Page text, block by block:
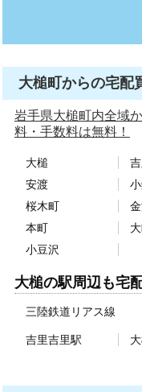
大槌町からの宅配
岩手県大槌町内全域
料・手数料は無料！
大槌
安渡
桜木町
本町
小豆沢
大槌の駅周辺も宅
三陸鉄道リアス線
吉里吉里駅